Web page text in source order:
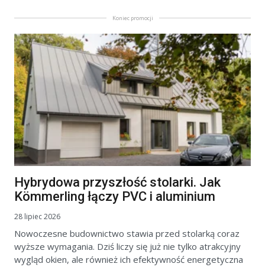
Koniec promocji
Hybrydowa przyszłość stolarki. Jak
Kömmerling łączy PVC i aluminium
28 lipiec 2026
Nowoczesne budownictwo stawia przed stolarką coraz
wyższe wymagania. Dziś liczy się już nie tylko atrakcyjny
wygląd okien, ale również ich efektywność energetyczna